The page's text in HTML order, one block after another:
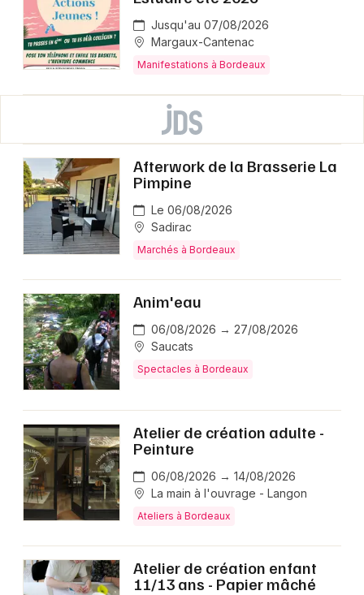
Jusqu'au 07/08/2026
Margaux-Cantenac
Manifestations à Bordeaux
Afterwork de la Brasserie La
Pimpine
Le 06/08/2026
Sadirac
Marchés à Bordeaux
Anim'eau
06/08/2026 → 27/08/2026
Saucats
Spectacles à Bordeaux
Atelier de création adulte -
Peinture
06/08/2026 → 14/08/2026
La main à l'ouvrage - Langon
Ateliers à Bordeaux
Atelier de création enfant
11/13 ans - Papier mâché